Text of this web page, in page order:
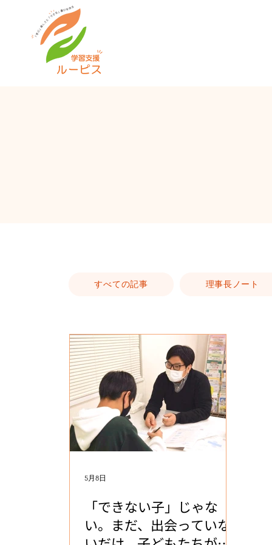
すべての記事 理事長ノート
「できない子」じゃな
い。まだ、出会っていな
5月8日